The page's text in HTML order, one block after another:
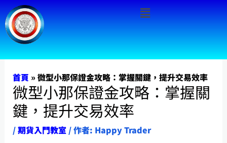
跳
至
主
要
Menu
首頁 » 微型小那保證金攻略：掌握關鍵，提升交易效率
微型小那保證金攻略：掌握關
鍵，提升交易效率
/期貨入門教室/ 作者: Happy Trader